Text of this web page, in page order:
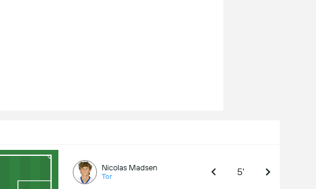
Nicolas Madsen
Tor 5'